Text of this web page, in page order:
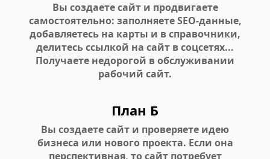
Вы создаете сайт и продвигаете
самостоятельно: заполняете SEO-данные,
добавляетесь на карты и в справочники,
делитесь ссылкой на сайт в соцсетях...
Получаете недорогой в обслуживании
рабочий сайт.
План Б
Вы создаете сайт и проверяете идею
бизнеса или нового проекта. Если она
перспективная, то сайт потребует